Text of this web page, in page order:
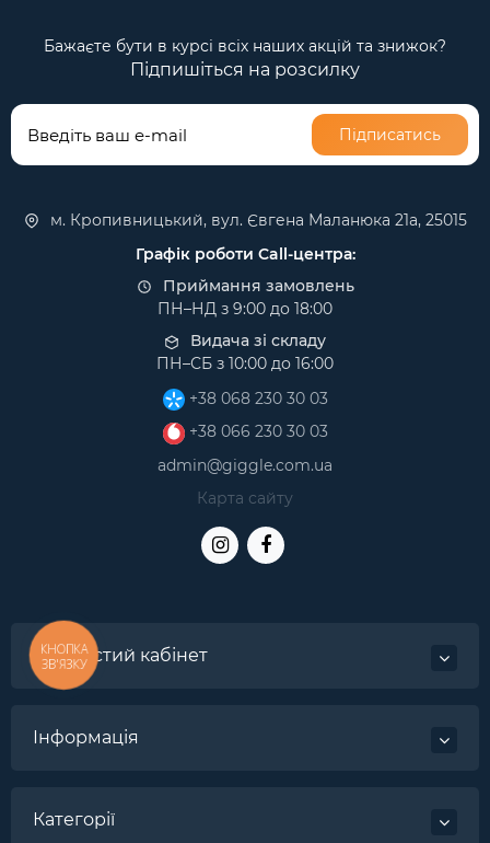
Бажаєте бути в курсі всіх наших акцій та знижок?
Підпишіться на розсилку
Підписатись
м. Кропивницький, вул. Євгена Маланюка 21а, 25015
Графік роботи Call-центра:
Приймання замовлень
ПН–НД з 9:00 до 18:00
Видача зі складу
ПН–СБ з 10:00 до 16:00
+38 068 230 30 03
+38 066 230 30 03
admin@giggle.com.ua
Карта сайту
Особистий кабінет
Інформація
Категорії
КНОПКА
ЗВ'ЯЗКУ